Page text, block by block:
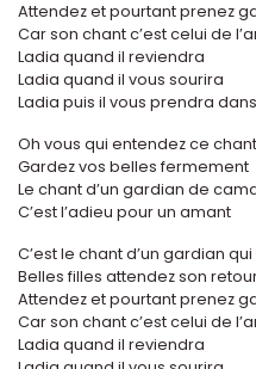
Attendez et pourtant prenez
Car son chant c’est celui de
Ladia quand il reviendra
Ladia quand il vous sourira
Ladia puis il vous prendra
Oh vous qui entendez ce chant
Gardez vos belles fermement
Le chant d’un gardian de
C’est l’adieu pour un amant
C’est le chant d’un gardian
Belles filles attendez son
Attendez et pourtant prenez
Car son chant c’est celui de
Ladia quand il reviendra